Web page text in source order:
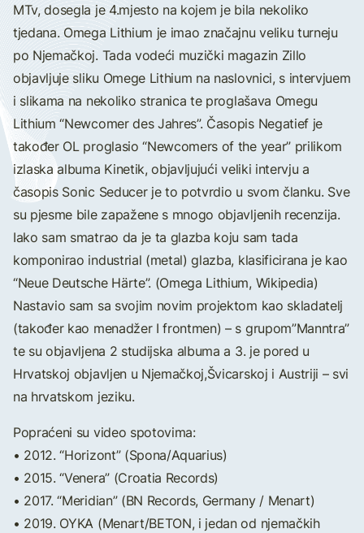
MTv, dosegla je 4.mjesto na kojem je bila nekoliko
tjedana. Omega Lithium je imao značajnu veliku turneju
po Njemačkoj. Tada vodeći muzički magazin Zillo
objavljuje sliku Omege Lithium na naslovnici, s intervjuem
i slikama na nekoliko stranica te proglašava Omegu
Lithium “Newcomer des Jahres”. Časopis Negatief je
također OL proglasio “Newcomers of the year” prilikom
izlaska albuma Kinetik, objavljujući veliki intervju a
časopis Sonic Seducer je to potvrdio u svom članku. Sve
su pjesme bile zapažene s mnogo objavljenih recenzija.
Iako sam smatrao da je ta glazba koju sam tada
komponirao industrial (metal) glazba, klasificirana je kao
“Neue Deutsche Härte”. (Omega Lithium, Wikipedia)
Nastavio sam sa svojim novim projektom kao skladatelj
(također kao menadžer I frontmen) – s grupom”Manntra”
te su objavljena 2 studijska albuma a 3. je pored u
Hrvatskoj objavljen u Njemačkoj,Švicarskoj i Austriji – svi
na hrvatskom jeziku.
Popraćeni su video spotovima:
• 2012. “Horizont” (Spona/Aquarius)
• 2015. “Venera” (Croatia Records)
• 2017. “Meridian” (BN Records, Germany / Menart)
• 2019. OYKA (Menart/BETON, i jedan od njemačkih